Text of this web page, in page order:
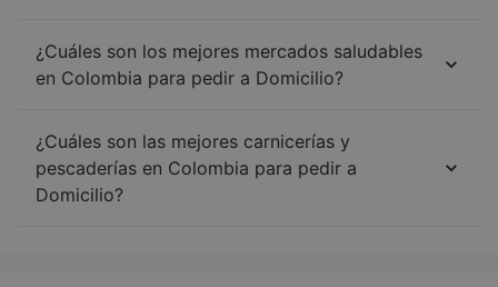
¿Cuáles son los mejores mercados saludables
en Colombia para pedir a Domicilio?
¿Cuáles son las mejores carnicerías y
pescaderías en Colombia para pedir a
Domicilio?